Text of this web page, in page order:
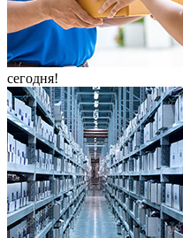
сегодня!